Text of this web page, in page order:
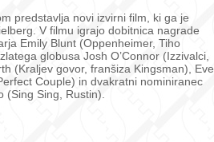
predstavlja novi izvirni film, ki ga je
V filmu igrajo dobitnica nagrade
Emily Blunt (Oppenheimer, Tiho
globusa Josh O’Connor (Izzivalci,
(Kraljev govor, franšiza Kingsman), Eve
Couple) in dvakratni nominiranec
(Sing Sing, Rustin).